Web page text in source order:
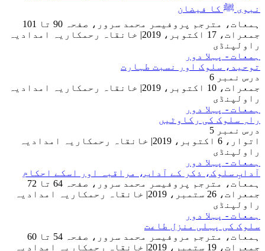
نبوی ﷺ کا فیضان
ہمعات، مترجم پروفیسر محمد سرور، صفحہ 90 تا 101
جمعرات، 17 اکتوبر، 2019
| خانقاہ رحمکاریہ امدادیہ
راولپنڈی
ہمعات - پہلا دور
توحید، سلوک اور نسبت طہارت
درس نمبر 6
جمعرات، 10 اکتوبر، 2019
| خانقاہ رحمکاریہ امدادیہ
راولپنڈی
ہمعات - پہلا دور
راہِ سلوک کی رکاوٹیں
درس نمبر 5
اتوار، 6 اکتوبر، 2019
| خانقاہ رحمکاریہ امدادیہ
راولپنڈی
ہمعات - پہلا دور
آدابِ سلوک، ذکر کے آداب، مراقبہ اور اسکے احکام
ہمعات، مترجم پروفیسر محمد سرور، صفحہ 64 تا 72
جمعرات، 26 ستمبر، 2019
| خانقاہ رحمکاریہ امدادیہ
راولپنڈی
ہمعات - پہلا دور
سلوک کی پہلی منزل طاعت
ہمعات، مترجم مروفیسر محمد سرور، صفحہ 54 تا 60
جمعرات، 19 ستمبر، 2019
| خانقاہ رحمکاریہ امدادیہ